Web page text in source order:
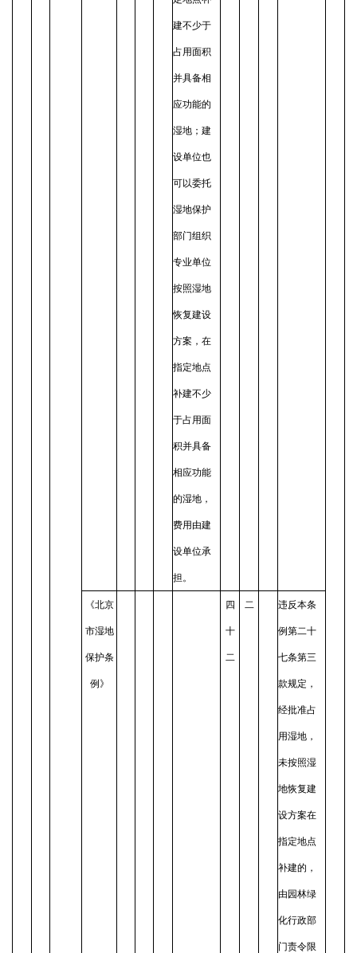
建不少于
占用面积
并具备相
应功能的
湿地；建
设单位也
可以委托
湿地保护
部门组织
专业单位
按照湿地
恢复建设
方案，在
指定地点
补建不少
于占用面
积并具备
相应功能
的湿地，
费用由建
设单位承
担。
《北京
市湿地
保护条
例》
四
十
二
二 违反本条
例第二十
七条第三
款规定，
经批准占
用湿地，
未按照湿
地恢复建
设方案在
指定地点
补建的，
由园林绿
化行政部
门责令限